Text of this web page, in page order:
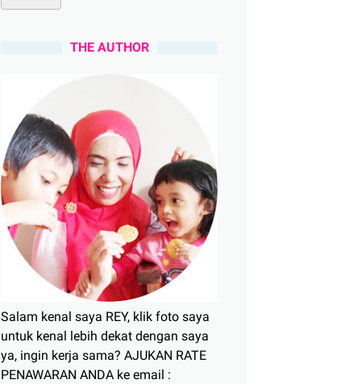
THE AUTHOR
Salam kenal saya REY, klik foto saya
untuk kenal lebih dekat dengan saya
ya, ingin kerja sama? AJUKAN RATE
PENAWARAN ANDA ke email :